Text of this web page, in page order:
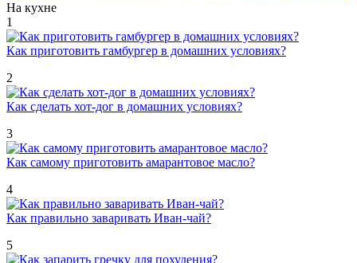
На кухне
1
Как приготовить гамбургер в домашних условиях?
2
Как сделать хот-дог в домашних условиях?
3
Как самому приготовить амарантовое масло?
4
Как правильно заваривать Иван-чай?
5